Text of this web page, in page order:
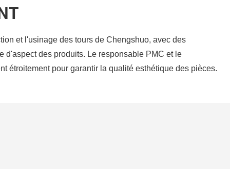
et l'usinage des tours de Chengshuo, avec des
d'aspect des produits. Le responsable PMC et le
étroitement pour garantir la qualité esthétique des pièces.